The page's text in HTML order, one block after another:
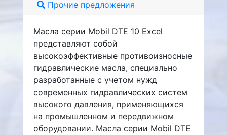
Прочие предложения
Масла серии Mobil DTE 10 Excel
представляют собой
высокоэффективные противоизносные
гидравлические масла, специально
разработанные с учетом нужд
современных гидравлических систем
высокого давления, применяющихся
на промышленном и передвижном
оборудовании. Масла серии Mobil DTE